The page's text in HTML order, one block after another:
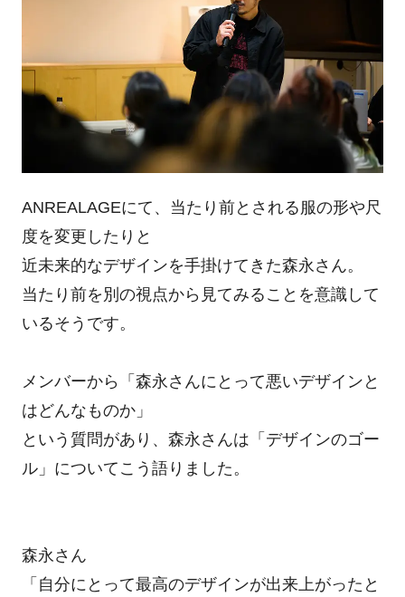
ANREALAGEにて、当たり前とされる服の形や尺
度を変更したりと
近未来的なデザインを手掛けてきた森永さん。
当たり前を別の視点から見てみることを意識して
いるそうです。
メンバーから「森永さんにとって悪いデザインと
はどんなものか」
という質問があり、森永さんは「デザインのゴー
ル」についてこう語りました。
森永さん
「自分にとって最高のデザインが出来上がったと